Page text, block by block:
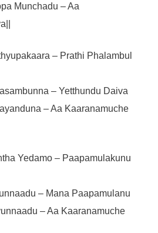
Munchadu – Aa
– Prathi Phalambul
– Yetthundu Daiva
– Aa Kaaranamuche
Yedamo – Paapamulakunu
– Mana Paapamulanu
– Aa Kaaranamuche